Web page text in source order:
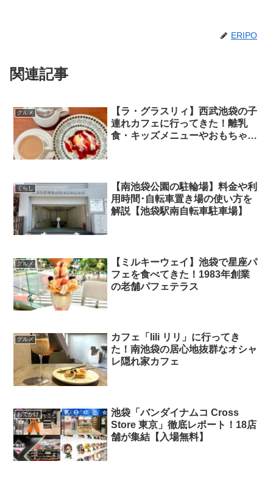
ERIPO
関連記事
グルメ
【ラ・グラスリィ】西武池袋の子
連れカフェに行ってきた！離乳
食・キッズメニューやおもちゃあ
くらし
【南池袋公園の駐輪場】料金や利
用時間･自転車置き場の使い方を
解説【池袋駅南自転車駐車場】
グルメ
【ミルキーウェイ】池袋で星座パ
フェを食べてきた！1983年創業
の老舗パフェテラス
グルメ
カフェ「lili リリ」に行ってき
た！南池袋の居心地抜群なオシャ
レ隠れ家カフェ
おでかけ
池袋「バンダイナムコ Cross
Store 東京」徹底レポート！18店
舗が集結【入場無料】